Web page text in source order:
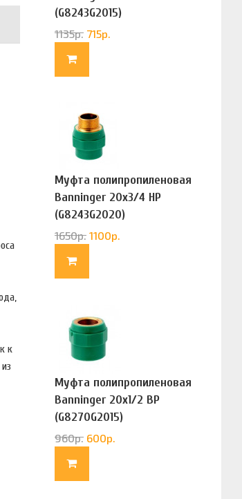
к
(G8243G2015)
1135р. 715р.
Муфта полипропиленовая
Banninger 20х3/4 НР
(G8243G2020)
1650р. 1100р.
Муфта полипропиленовая
Banninger 20х1/2 ВР
(G8270G2015)
960р. 600р.